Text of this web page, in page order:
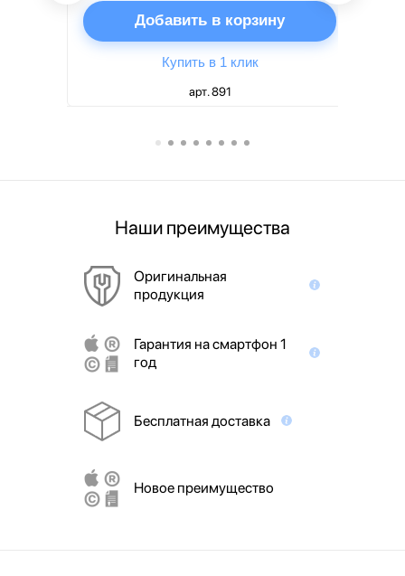
Добавить в корзину
Купить в 1 клик
арт. 891
Наши преимущества
Оригинальная
продукция
Гарантия на смартфон 1
год
Бесплатная доставка
Новое преимущество